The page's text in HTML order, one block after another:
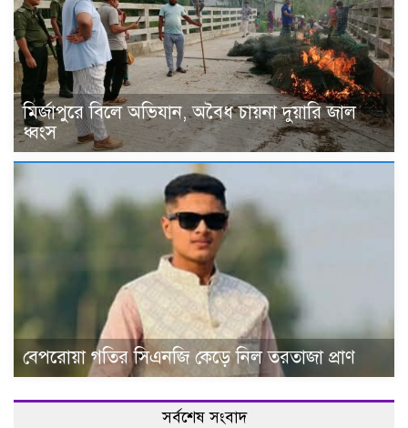
মির্জাপুরে বিলে অভিযান, অবৈধ চায়না দুয়ারি জাল
ধ্বংস
বেপরোয়া গতির সিএনজি কেড়ে নিল তরতাজা প্রাণ
সর্বশেষ সংবাদ